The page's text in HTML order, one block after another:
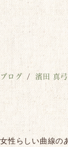
ブログ 濱田 真弓
女性らしい曲線の